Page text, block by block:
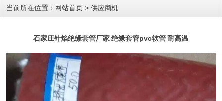
当前所在位置： 网站首页 > 供应商机
石家庄针焰绝缘套管厂家 绝缘套管pvc软管 耐高温